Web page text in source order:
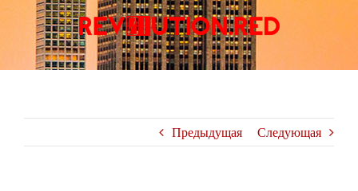
content
Предыдущая Следующая